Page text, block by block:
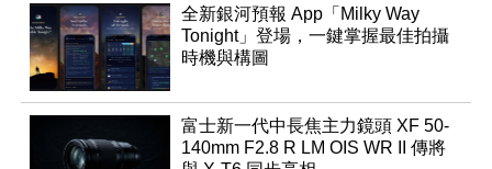
全新銀河預報 App「Milky Way
Tonight」登場，一鍵掌握最佳拍攝
時機與構圖
富士新一代中長焦主力鏡頭 XF 50-
140mm F2.8 R LM OIS WR II 傳將